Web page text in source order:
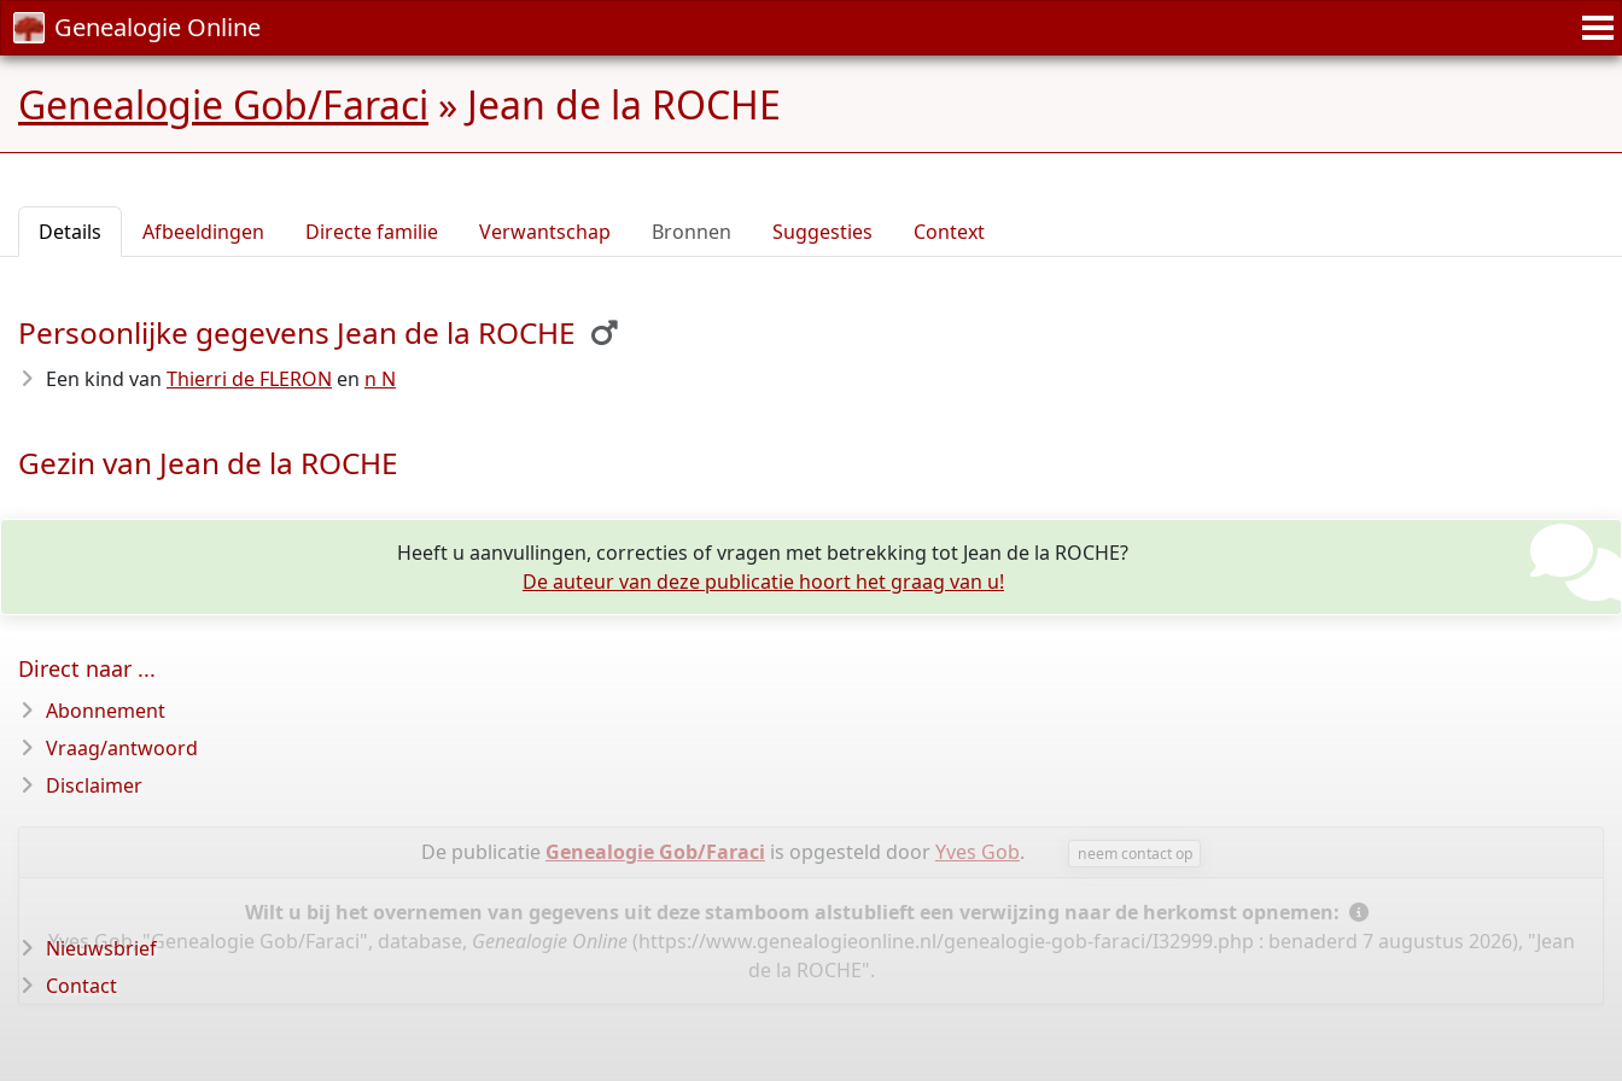
Genealogie Online
Genealogie Gob/Faraci » Jean de la ROCHE
Details Afbeeldingen Directe familie Verwantschap Bronnen Suggesties Context
Persoonlijke gegevens Jean de la ROCHE
Een kind van Thierri de FLERON en n N
Gezin van Jean de la ROCHE
Heeft u aanvullingen, correcties of vragen met betrekking tot Jean de la ROCHE?
De auteur van deze publicatie hoort het graag van u!
De publicatie Genealogie Gob/Faraci is opgesteld door Yves Gob. neem contact op
Wilt u bij het overnemen van gegevens uit deze stamboom alstublieft een verwijzing naar de herkomst opnemen:
Yves Gob, "Genealogie Gob/Faraci", database, Genealogie Online (https://www.genealogieonline.nl/genealogie-gob-faraci/I32999.php : benaderd 7 augustus 2026), "Jean
de la ROCHE".
Direct naar ...
Abonnement
Vraag/antwoord
Disclaimer
Nieuwsbrief
Contact